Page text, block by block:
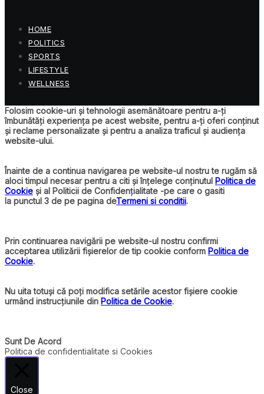
HOME
POLITICS
SPORTS
LIFESTYLE
WELLNESS
Folosim cookie-uri și tehnologii asemănătoare pentru a-ți
îmbunătăți experiența pe acest website, pentru a-ți oferi conținut
și reclame personalizate și pentru a analiza traficul și audiența
website-ului.
Înainte de a continua navigarea pe website-ul nostru te rugăm să
aloci timpul necesar pentru a citi și înțelege conținutul Politica de
Cookie și al Politicii de Confidențialitate -pe care o gasiti
la punctul 3 de pe pagina deTermeni si conditii.
Prin continuarea navigării pe website-ul nostru confirmi
acceptarea utilizării fișierelor de tip cookie conform Politica de
Cookie.
Nu uita totuși că poți modifica setările acestor fișiere cookie
urmând instrucțiunile din Politica de Cookie.
Sunt De Acord
Politica de confidentialitate si Cookies
Close